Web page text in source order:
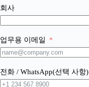
회사
업무용 이메일
전화 / WhatsApp(선택 사항)